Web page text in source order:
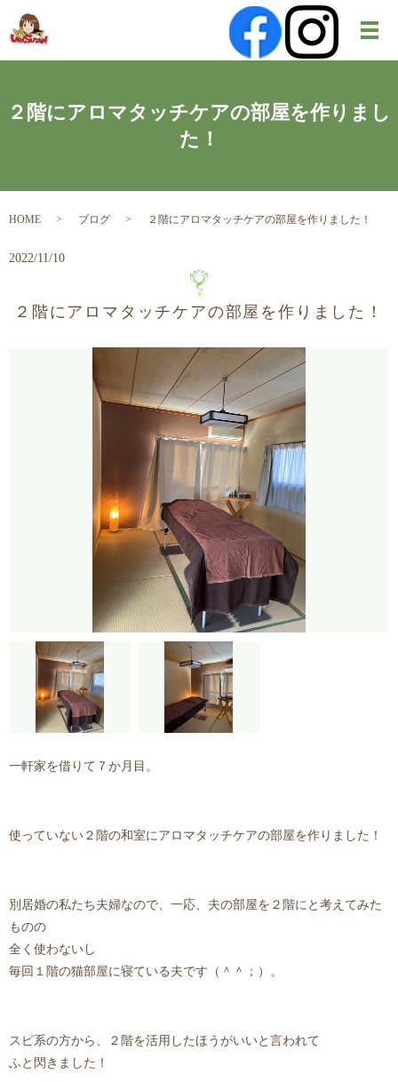
メ
２階にアロマタッチケアの部屋を作りまし
た！
HOME ブログ ２階にアロマタッチケアの部屋を作りました！
2022/11/10
２階にアロマタッチケアの部屋を作りました！
一軒家を借りて７か月目。
使っていない２階の和室にアロマタッチケアの部屋を作りました！
別居婚の私たち夫婦なので、一応、夫の部屋を２階にと考えてみた
ものの
全く使わないし
毎回１階の猫部屋に寝ている夫です（＾＾；）。
スピ系の方から、２階を活用したほうがいいと言われて
ふと閃きました！